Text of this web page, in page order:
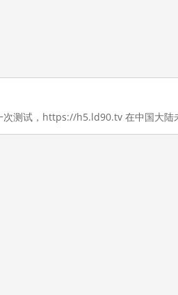
测试，https://h5.ld90.tv 在中国大陆